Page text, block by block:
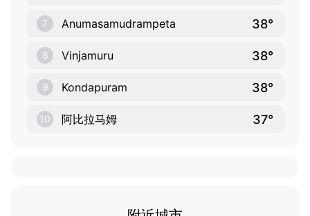
7 Anumasamudrampeta 38°
8 Vinjamuru 38°
9 Kondapuram 38°
10 阿比拉马姆 37°